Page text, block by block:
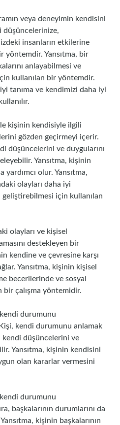
veya deneyimin kendisini
düşüncelerinize,
insanların etkilerine
yöntemdir. Yansıtma, bir
anlayabilmesi ve
kullanılan bir yöntemdir.
tanıma ve kendimizi daha iyi
kişinin kendisiyle ilgili
gözden geçirmeyi içerir.
düşüncelerini ve duygularını
Yansıtma, kişinin
yardımcı olur. Yansıtma,
olayları daha iyi
için kullanılan
olayları ve kişisel
destekleyen bir
kendine ve çevresine karşı
Yansıtma, kişinin kişisel
becerilerinde ve sosyal
bir çalışma yöntemidir.
durumunu
kendi durumunu anlamak
düşüncelerini ve
Yansıtma, kişinin kendisini
olan kararlar vermesini
durumunu
başkalarının durumlarını da
kişinin başkalarının